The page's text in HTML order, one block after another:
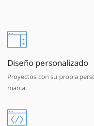
Diseño personalizado
Proyectos con su propia
marca.